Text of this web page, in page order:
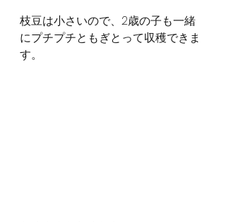
枝豆は小さいので、2歳の子も一緒
にプチプチともぎとって収穫できま
す。